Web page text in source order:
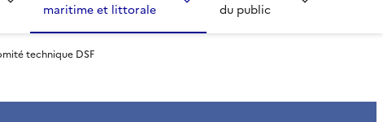
maritime et littorale
du public
technique DSF